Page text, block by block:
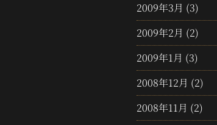
2009年3月 (3)
2009年2月 (2)
2009年1月 (3)
2008年12月 (2)
2008年11月 (2)